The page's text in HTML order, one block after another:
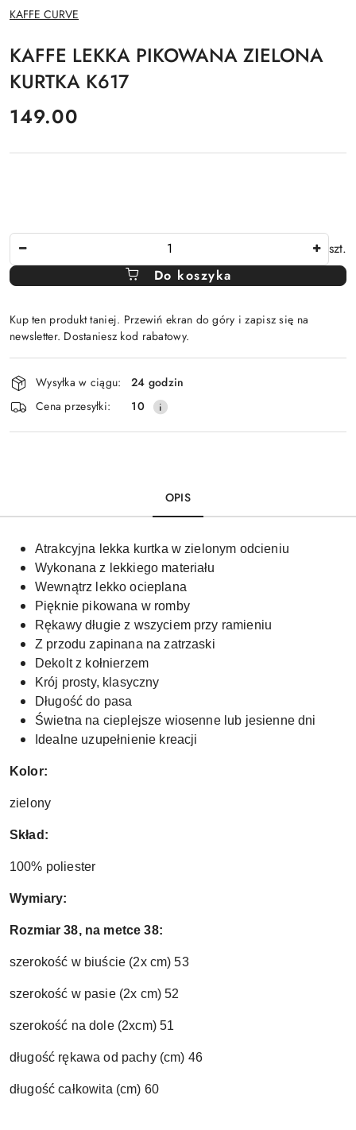
NAZWA
PRODUCENTA:
KAFFE CURVE
KAFFE LEKKA PIKOWANA ZIELONA
KURTKA K617
cena:
149.00
szt.
Do koszyka
Kup ten produkt taniej. Przewiń ekran do góry i zapisz się na
newsletter. Dostaniesz kod rabatowy.
Dostępność
i
dostawa
Wysyłka w ciągu:
24 godzin
Cena przesyłki:
10
OPIS
Atrakcyjna lekka kurtka w zielonym odcieniu
Wykonana z lekkiego materiału
Wewnątrz lekko ocieplana
Pięknie pikowana w romby
Rękawy długie z wszyciem przy ramieniu
Z przodu zapinana na zatrzaski
Dekolt z kołnierzem
Krój prosty, klasyczny
Długość do pasa
Świetna na cieplejsze wiosenne lub jesienne dni
Idealne uzupełnienie kreacji
Kolor:
zielony
Skład:
100% poliester
Wymiary:
Rozmiar 38, na metce 38:
szerokość w biuście (2x cm) 53
szerokość w pasie (2x cm) 52
szerokość na dole (2xcm) 51
długość rękawa od pachy (cm) 46
długość całkowita (cm) 60